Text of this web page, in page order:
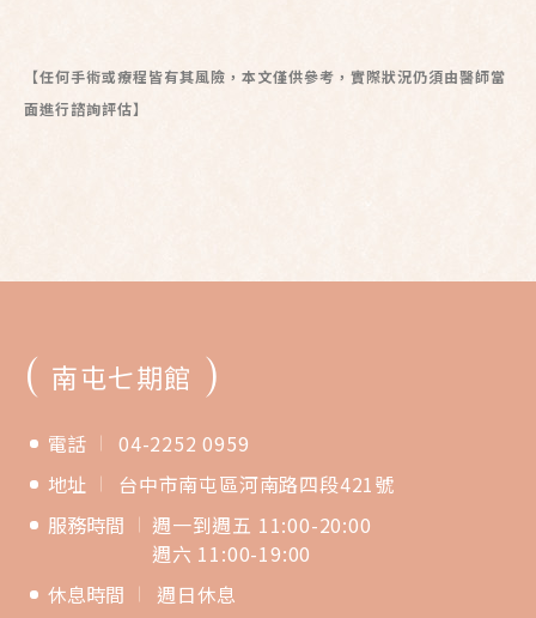
【任何手術或療程皆有其風險，本文僅供參考，實際狀況仍須由醫師當
面進行諮詢評估】
( 南屯七期館 )
電話
04-2252 0959
地址
台中市南屯區河南路四段421號
服務時間
週一到週五 11:00-20:00
週六 11:00-19:00
休息時間
週日休息